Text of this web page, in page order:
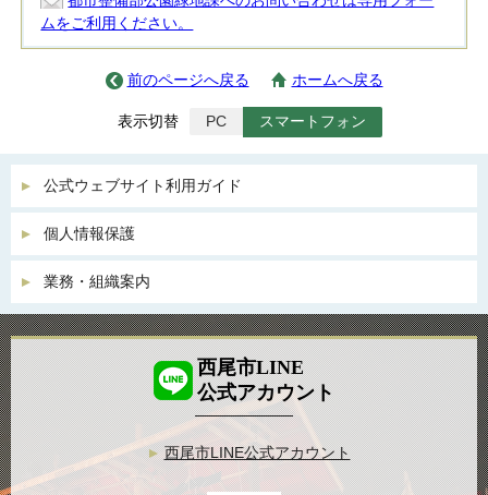
ムをご利用ください。
前のページへ戻る ホームへ戻る
表示切替 PC スマートフォン
公式ウェブサイト利用ガイド
個人情報保護
業務・組織案内
西尾市LINE
公式アカウント
西尾市LINE公式アカウント